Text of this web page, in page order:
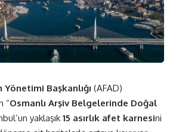
Başkanlığı (AFAD)
“Osmanlı Arşiv Belgelerinde Doğal
yaklaşık 15 asırlık afet karnesini